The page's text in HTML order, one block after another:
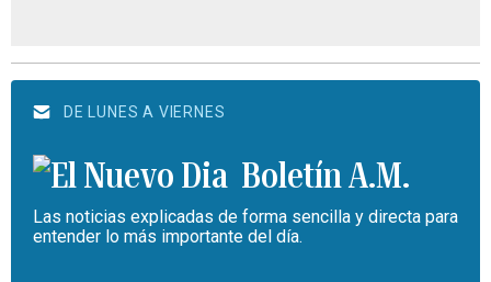
DE LUNES A VIERNES
Boletín A.M.
Las noticias explicadas de forma sencilla y directa para
entender lo más importante del día.